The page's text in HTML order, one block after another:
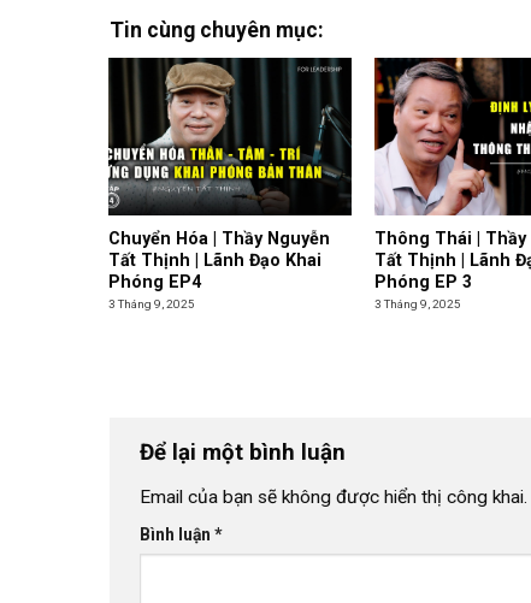
Tin cùng chuyên mục:
Chuyển Hóa | Thầy Nguyễn
Tất Thịnh | Lãnh Đạo Khai
Phóng EP4
3 Tháng 9, 2025
Thông Thái | Thầy
Tất Thịnh | Lãnh
Phóng EP 3
3 Tháng 9, 2025
Để lại một bình luận
Email của bạn sẽ không được hiển thị công khai.
Bình luận *